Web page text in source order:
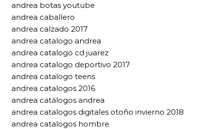
andrea botas youtube
andrea caballero
andrea calzado 2017
andrea catalogo andrea
andrea catalogo cd juarez
andrea catalogo deportivo 2017
andrea catalogo teens
andrea catalogos 2016
andrea catálogos andrea
andrea catalogos digitales otoño invierno 2018
andrea catalogos hombre